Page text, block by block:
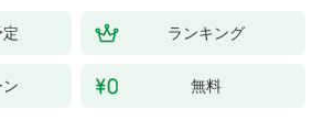
ランキング
無料